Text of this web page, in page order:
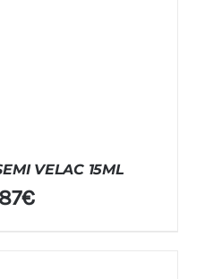
VELAC 15ML
€